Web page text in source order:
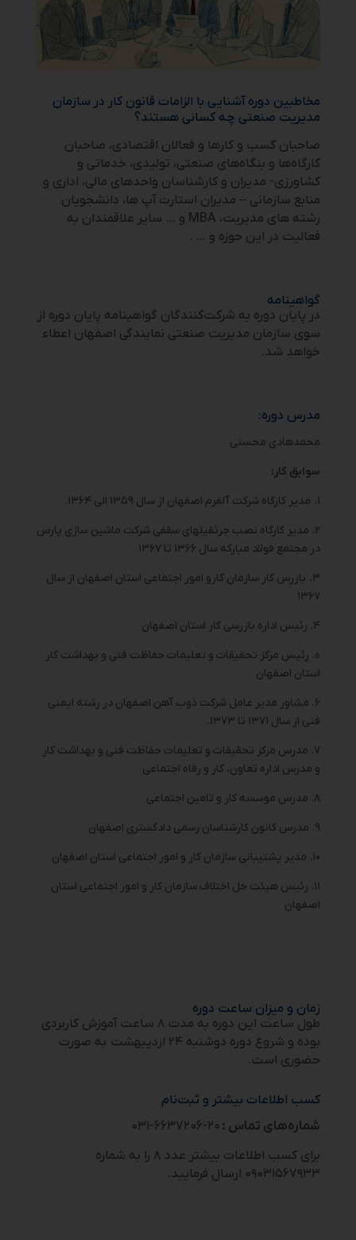
مخاطبین دوره آشنایی با الزامات قانون کار در سازمان
مدیریت صنعتی چه کسانی هستند؟
صاحبان کسب و کارها و فعالان اقتصادی، صاحبان
کارگاه‌ها و بنگاه‌های صنعتی، تولیدی، خدماتی و
کشاورزی- مدیران و کارشناسان واحدهای مالی، اداری و
منابع سازمانی – مدیران استارت آپ ها، دانشجویان
رشته های مدیریت، MBA و … سایر علاقمندان به
فعالیت در این حوزه و … .
گواهینامه
در پایان دوره به شرکت‌کنندگان گواهینامه پایان دوره از
سوی سازمان مدیریت صنعتی نمایندگی اصفهان اعطاء
خواهد شد.
‌مدرس دوره:
محمدهادی محسنی
سوابق کار:
۱. مدیر کارگاه شرکت آلفرم اصفهان از سال ۱۳۵۹ الی ۱۳۶۴.
۲. مدیر کارگاه نصب جرثقیلهای سقفی شرکت ماشین سازی پارس
در مجتمع فولاد مبارکه سال ۱۳۶۶ تا ۱۳۶۷
۳. بازرس کار سازمان کارو امور اجتماعی استان اصفهان از سال
۱۳۶۷
۴. رئیس اداره بازرسی کار استان اصفهان
ه. رئیس مرکز تحقیقات و تعلیمات حفاظت فنی و بهداشت کار
استان اصفهان
۶. مشاور مدیر عامل شرکت ذوب آهن اصفهان در رشته ایمنی
فنی از سال ۱۳۷۱ تا ۱۳۷۳.
۷. مدرس مرکز تحقیقات و تعلیمات حفاظت فنی و بهداشت کار
و مدرس اداره تعاون، کار و رفاه اجتماعی
۸. مدرس موسسه کار و تامین اجتماعی
۹. مدرس کانون کارشناسان رسمی دادگستری اصفهان
۱۰. مدیر پشتیبانی سازمان کار و امور اجتماعی استان اصفهان
۱۱. رئیس هیئت حل اختلاف سازمان کار و امور اجتماعی استان
اصفهان
زمان و میزان ساعت دوره
طول ساعت این دوره به مدت ۸ ساعت آموزش کاربردی
بوده و شروع دوره دوشنبه ۲۴ اردیبهشت
به صورت
حضوری است.
کسب اطلاعات بیشتر و ثبت‌نام
شماره‌های تماس : ۲۰-۶۶۳۷۲۰۶-۰۳۱
برای کسب اطلاعات بیشتر عدد ۸ را به شماره
۰۹۰۳۱۵۶۷۹۳۳ ارسال فرمایید.